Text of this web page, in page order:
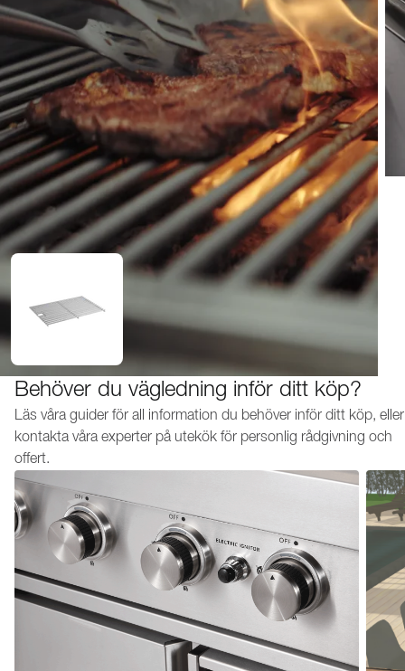
Behöver du vägledning inför ditt köp?
Läs våra guider för all information du behöver inför ditt köp, eller
kontakta våra experter på utekök för personlig rådgivning och
offert.